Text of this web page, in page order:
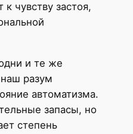
чувству застоя,
и те же
разум
автоматизма.
запасы, но
степень